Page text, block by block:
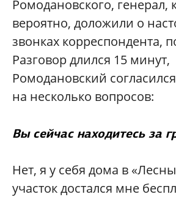
Ромодановского, генерал,
вероятно, доложили о
звонках корреспондента,
Разговор длился 15 минут,
Ромодановский
на несколько вопросов:
Вы сейчас находитесь за
Нет, я у себя дома в
участок достался мне